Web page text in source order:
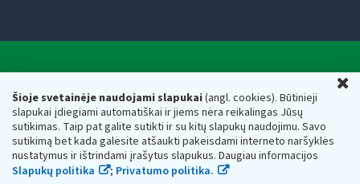
Šioje svetainėje naudojami slapukai(angl. cookies). Būtinieji
slapukai įdiegiami automatiškai ir jiems nėra reikalingas Jūsų
sutikimas. Taip pat galite sutikti ir su kitų slapukų naudojimu. Savo
sutikimą bet kada galėsite atšaukti pakeisdami interneto naršyklės
nustatymus ir ištrindami įrašytus slapukus. Daugiau informacijos
Slapukų politika
; Privatumo politika.
Respublikos finansų ministerijos
Biudžetinė įstaiga. Juridinio asmens kodas — 188659752,
adresas: Vasario 16-osios g. 14, 01107 Vilnius, Lietuva, el.paštas:
vmi@vmi.lt, E. pristatymo dėžutės adresas 188659752
Duomenys apie Valstybinę mokesčių inspekciją prie Lietuvos
Respublikos finansų ministerijos kaupiami ir saugomi Juridinių